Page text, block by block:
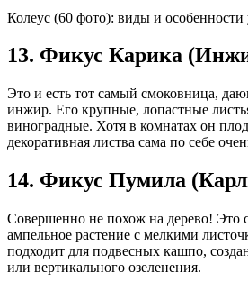
Колеус (60 фото): виды и особенности
13. Фикус Карика
Это и есть тот самый смоковница,
инжир. Его крупные, лопастные
виноградные. Хотя в комнатах он
декоративная листва сама по себе
14. Фикус Пумила
Совершенно не похож на дерево! Это
ампельное растение с мелкими
подходит для подвесных кашпо,
или вертикального озеленения.